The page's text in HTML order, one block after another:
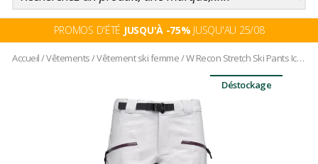
PROMOS D'ÉTÉ JUSQU'À -75% JUSQU'AU 25/08
Accueil/Vêtements/Vêtement ski femme/W Recon Stretch Ski Pants Ice Pink
Déstockage